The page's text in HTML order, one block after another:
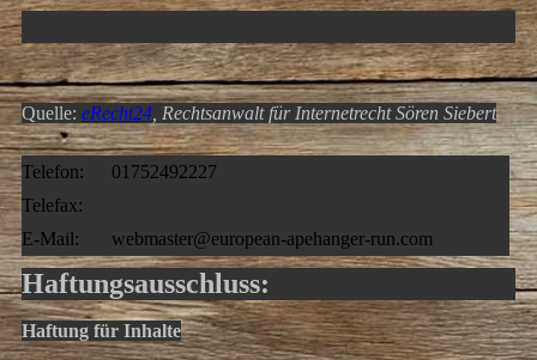
Quelle: eRecht24, Rechtsanwalt für Internetrecht Sören Siebert
Telefon:
01752492227
Telefax:
E-Mail:
webmaster@european-apehanger-run.com
Haftungsausschluss:
Haftung für Inhalte